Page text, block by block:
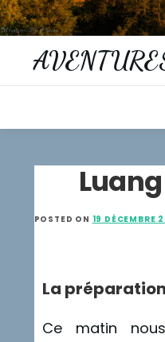
POSTED ON 19 DÉCEMBRE
La
Ce matin